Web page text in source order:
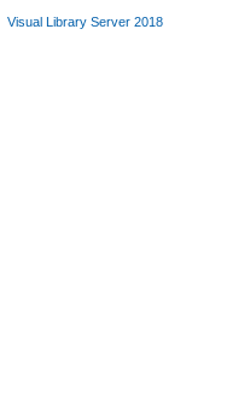
Visual Library Server 2018